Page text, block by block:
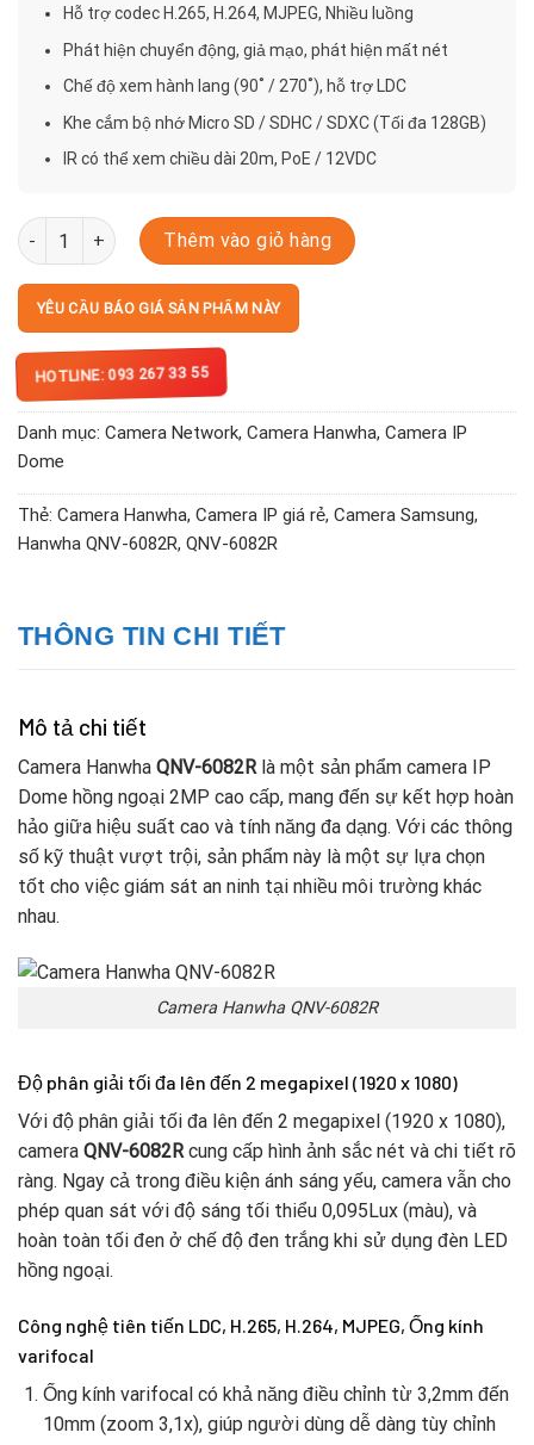
Hỗ trợ codec H.265, H.264, MJPEG, Nhiều luồng
Phát hiện chuyển động, giả mạo, phát hiện mất nét
Chế độ xem hành lang (90˚ / 270˚), hỗ trợ LDC
Khe cắm bộ nhớ Micro SD / SDHC / SDXC (Tối đa 128GB)
IR có thể xem chiều dài 20m, PoE / 12VDC
QNV-6082R số lượngThêm vào giỏ hàng
YÊU CẦU BÁO GIÁ SẢN PHẨM NÀY
HOTLINE: 093 267 33 55
Danh mục: Camera Network, Camera Hanwha, Camera IP
Dome
Thẻ: Camera Hanwha, Camera IP giá rẻ, Camera Samsung,
Hanwha QNV-6082R, QNV-6082R
THÔNG TIN CHI TIẾT
Mô tả chi tiết
Camera Hanwha QNV-6082Rlà một sản phẩm camera IP
Dome hồng ngoại 2MP cao cấp, mang đến sự kết hợp hoàn
hảo giữa hiệu suất cao và tính năng đa dạng. Với các thông
số kỹ thuật vượt trội, sản phẩm này là một sự lựa chọn
tốt cho việc giám sát an ninh tại nhiều môi trường khác
nhau.
Camera Hanwha QNV-6082R
Độ phân giải tối đa lên đến 2 megapixel (1920 x 1080)
Với độ phân giải tối đa lên đến 2 megapixel (1920 x 1080),
camera QNV-6082Rcung cấp hình ảnh sắc nét và chi tiết rõ
ràng. Ngay cả trong điều kiện ánh sáng yếu, camera vẫn cho
phép quan sát với độ sáng tối thiểu 0,095Lux (màu), và
hoàn toàn tối đen ở chế độ đen trắng khi sử dụng đèn LED
hồng ngoại.
Công nghệ tiên tiến LDC, H.265, H.264, MJPEG, Ống kính
varifocal
Ống kính varifocal có khả năng điều chỉnh từ 3,2mm đến
10mm (zoom 3,1x), giúp người dùng dễ dàng tùy chỉnh